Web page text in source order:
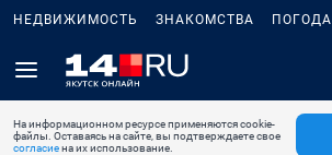
НЕДВИЖИМОСТЬ ЗНАКОМСТВА ПОГОДА
На информационном ресурсе применяются cookie-
файлы. Оставаясь на сайте, вы подтверждаете свое
согласиена их использование.